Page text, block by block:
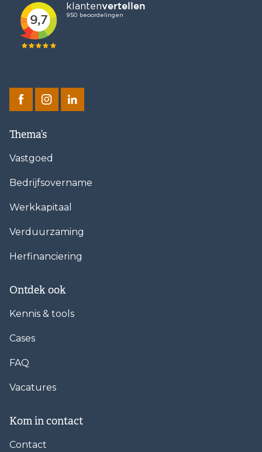
Thema’s
Vastgoed
Bedrijfsovername
Werkkapitaal
Verduurzaming
Herfinanciering
Ontdek ook
Kennis & tools
Cases
FAQ
Vacatures
Kom in contact
Contact